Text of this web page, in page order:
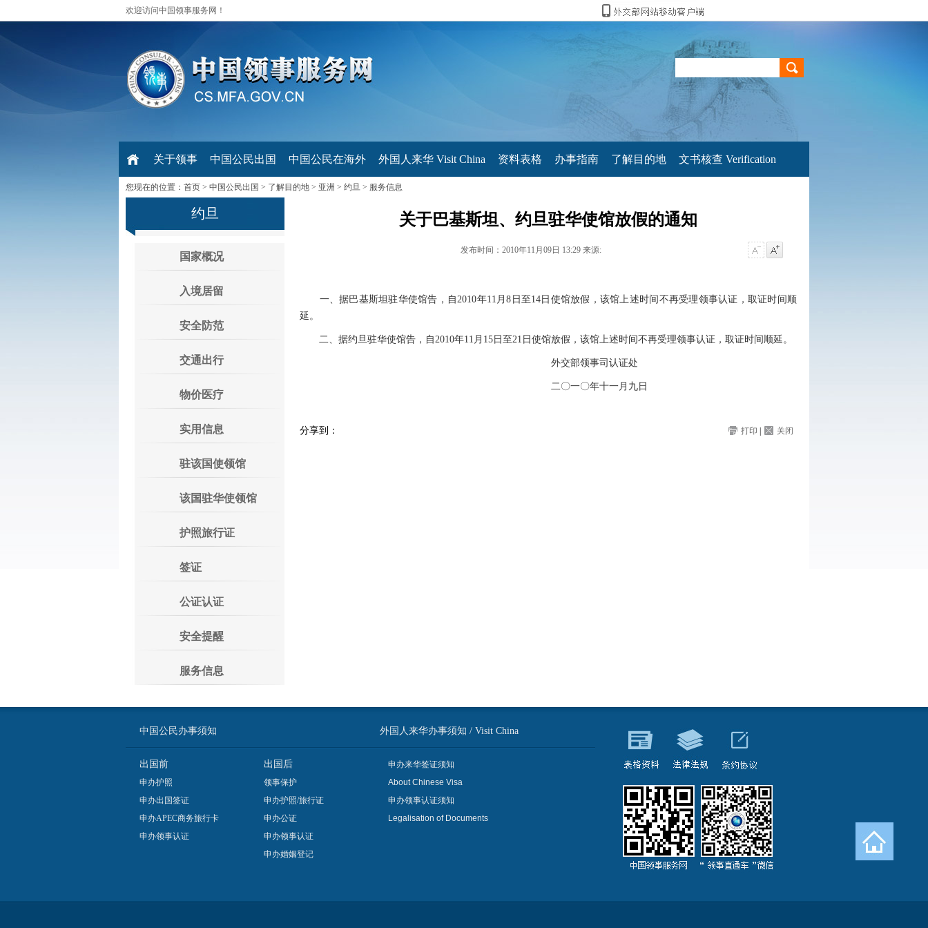
欢迎访问中国领事服务网！
关于领事 中国公民出国 中国公民在海外 外国人来华 Visit China 资料表格 办事指南 了解目的地 文书核查 Verification
您现在的位置： 首页 > 中国公民出国 > 了解目的地 > 亚洲 > 约旦 > 服务信息
约旦
国家概况
入境居留
安全防范
交通出行
物价医疗
实用信息
驻该国使领馆
该国驻华使领馆
护照旅行证
签证
公证认证
安全提醒
服务信息
关于巴基斯坦、约旦驻华使馆放假的通知
发布时间：2010年11月09日 13:29 来源:
一、据巴基斯坦驻华使馆告，自2010年11月8日至14日使馆放假，该馆上述时间不再受理领事认证，取证时间顺
延。
二、据约旦驻华使馆告，自2010年11月15日至21日使馆放假，该馆上述时间不再受理领事认证，取证时间顺延。
外交部领事司认证处
二〇一〇年十一月九日
分享到： 打印 关闭
中国公民办事须知 外国人来华办事须知 / Visit China
出国前
申办护照
申办出国签证
申办APEC商务旅行卡
申办领事认证
出国后
领事保护
申办护照/旅行证
申办公证
申办领事认证
申办婚姻登记
申办来华签证须知
About Chinese Visa
申办领事认证须知
Legalisation of Documents